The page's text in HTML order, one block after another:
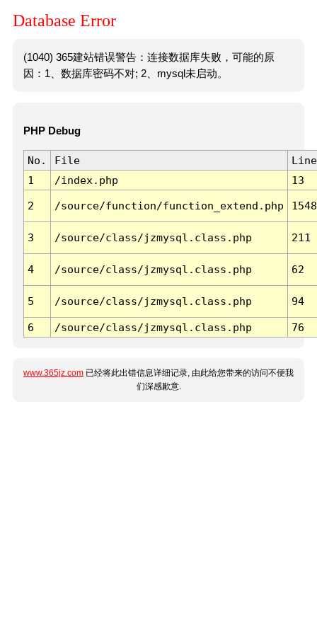
Database Error
(1040) 365建站错误警告：连接数据库失败，可能的原
因：1、数据库密码不对; 2、mysql未启动。
PHP Debug
No. File
Line
1
/index.php 13
2 /source/function/function_extend.php 1548
3 /source/class/jzmysql.class.php 211
4 /source/class/jzmysql.class.php 62
5 /source/class/jzmysql.class.php 94
6 /source/class/jzmysql.class.php 76
www.365jz.com 已经将此出错信息详细记录, 由此给您带来的访问不便我
们深感歉意.